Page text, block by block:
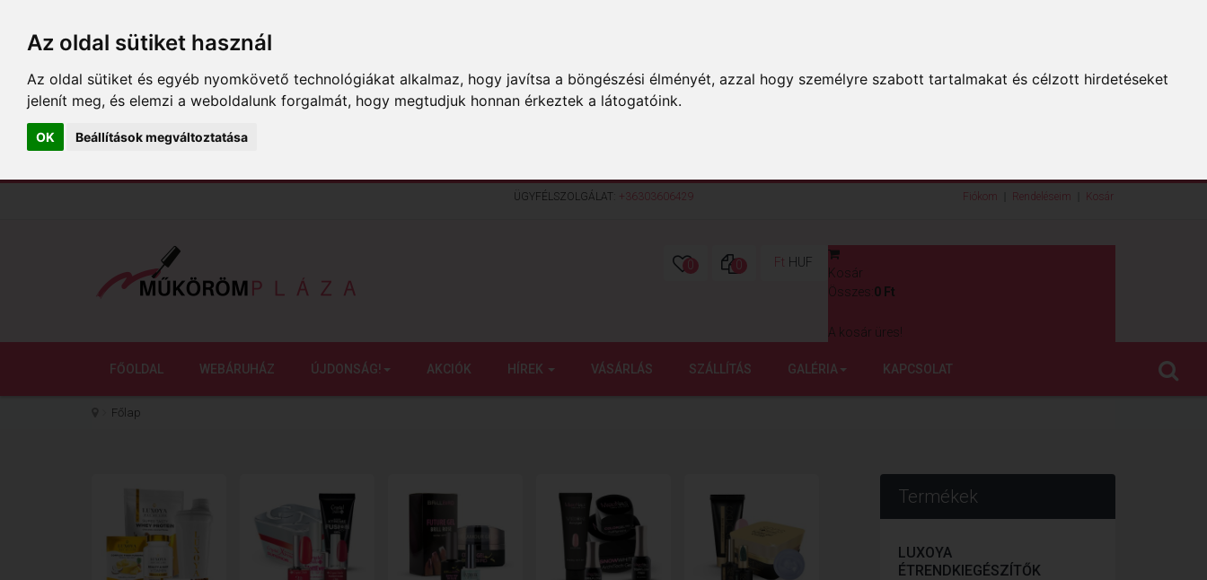
Az oldal sütiket használ
Az oldal sütiket és egyéb nyomkövető technológiákat alkalmaz, hogy javítsa a böngészési élményét, azzal hogy személyre szabott tartalmakat és célzott hirdetéseket
jelenít meg, és elemzi a weboldalunk forgalmát, hogy megtudjuk honnan érkeztek a látogatóink.
OK Beállítások megváltoztatása
ÜGYFÉLSZOLGÁLAT: +36303606429 Fiókom Rendeléseim Kosár
0 0 Ft HUF
Kosár
Összes: 0 Ft
A kosár üres!
FŐOLDAL WEBÁRUHÁZ ÚJDONSÁG! AKCIÓK HÍREK VÁSÁRLÁS SZÁLLÍTÁS GALÉRIA KAPCSOLAT
Főlap
Termékek
LUXOYA
ÉTRENDKIEGÉSZÍTŐK